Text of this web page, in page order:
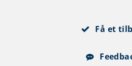
Få et